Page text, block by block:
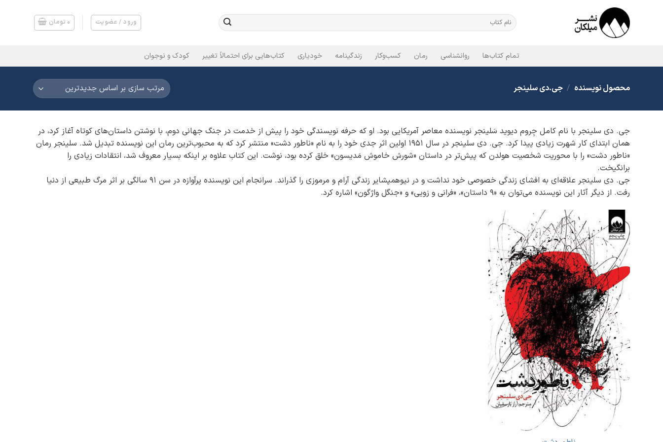
جستجو
برای:
ورود / عضویت ۰ تومان
تمام کتاب‌ها روانشناسی رمان کسب‌وکار زندگینامه خودیاری کتاب‌هایی برای احتمالاً تغییر کودک و نوجوان
محصول نویسنده / جی.دی سلینجر
جی. دی سلینجر با نام کامل جِروم دیوید سَلینجر نویسنده معاصر آمریکایی بود. او که حرفه نویسندگی خود را پیش از خدمت در جنگ جهانی دوم، با نوشتن داستان‌های کوتاه آغاز کرد، در
همان ابتدای کار شهرت زیادی پیدا کرد. جی. دی سلینجر در سال 1951 اولین اثر جدی خود را به نام «ناطور دشت» منتشر کرد که به محبوب‌ترین رمان این نویسنده تبدیل شد. سلینجر رمان
«ناطور دشت» را با محوریت شخصیت هولدن که پیش‌تر در داستان «شورش خاموش مَدیسون» خلق کرده بود، نوشت. این کتاب علاوه بر اینکه بسیار معروف شد، انتقادات زیادی را
برانگیخت.
جی. دی سلینجر علاقه‌ای به افشای زندگی خصوصی خود نداشت و در نیوهمپشایر زندگی آرام و مرموزی را گذراند. سرانجام این نویسنده پرآوازه در سن 91 سالگی بر اثر مرگ طبیعی از دنیا
رفت. از دیگر آثار این نویسنده می‌توان به «9 داستان»، «فرانی و زویی» و «جنگل واژگون» اشاره کرد.